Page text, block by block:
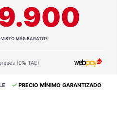
VISTO MÁS BARATO?
(0% TAE)
PRECIO MÍNIMO GARANTIZADO